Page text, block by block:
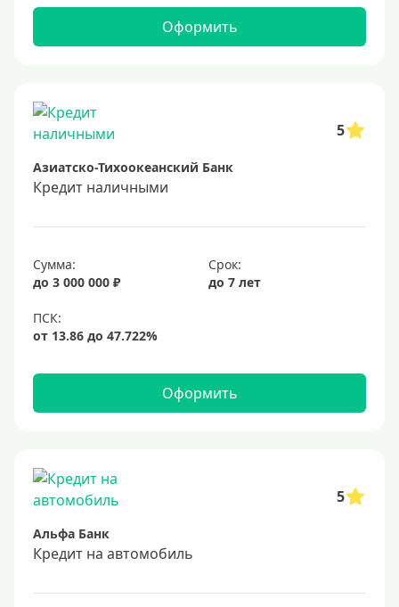
Онлайн заявка
Способы выдачи
Не выходя из дома
С доставкой на дом
Наличными
В долларах США
В евро
Заемщики
Для бюджетников и госслужащих
Иностранным гражданам
Оформить
5
Азиатско-Тихоокеанский Банк
Кредит наличными
Сумма:
до 3 000 000 ₽
Срок:
до 7 лет
Оформить
5
Альфа Банк
Кредит на автомобиль